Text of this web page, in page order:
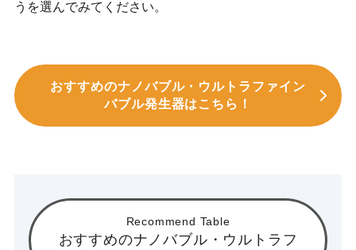
うを選んでみてください。
おすすめのナノバブル・ウルトラファイン
バブル発生器はこちら！
Recommend Table
おすすめのナノバブル・ウルトラフ